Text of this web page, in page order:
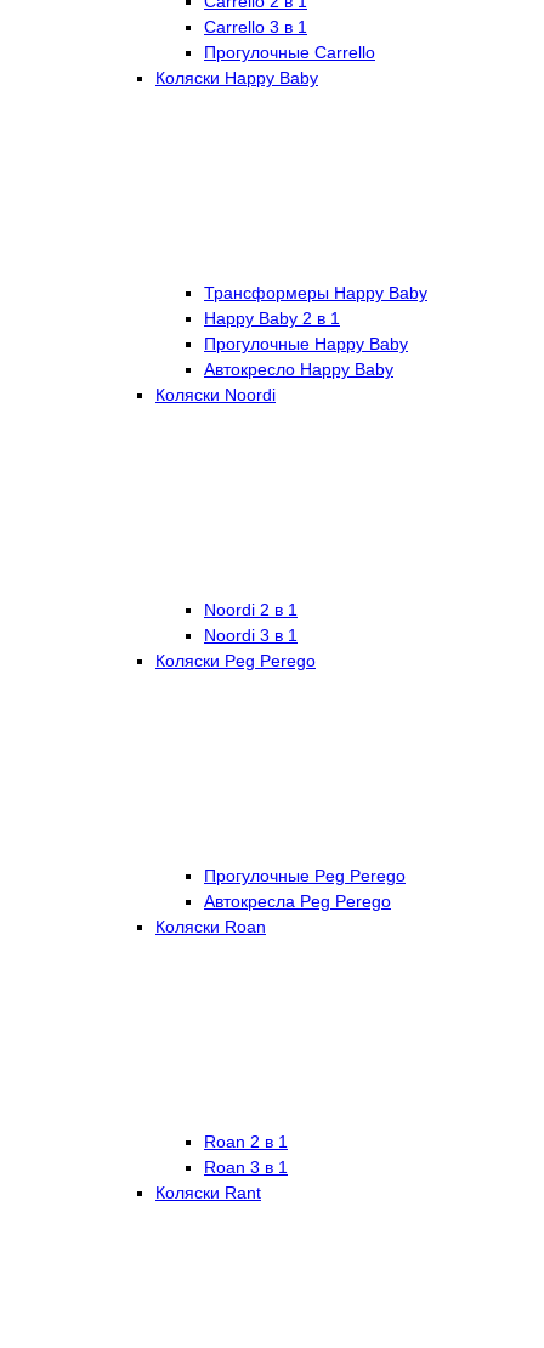
Carrello 3 в 1
Прогулочные Carrello
Коляски Happy Baby
Трансформеры Happy Baby
Happy Baby 2 в 1
Прогулочные Happy Baby
Автокресло Happy Baby
Коляски Noordi
Noordi 2 в 1
Noordi 3 в 1
Коляски Peg Perego
Прогулочные Peg Perego
Автокресла Peg Perego
Коляски Roan
Roan 2 в 1
Roan 3 в 1
Коляски Rant